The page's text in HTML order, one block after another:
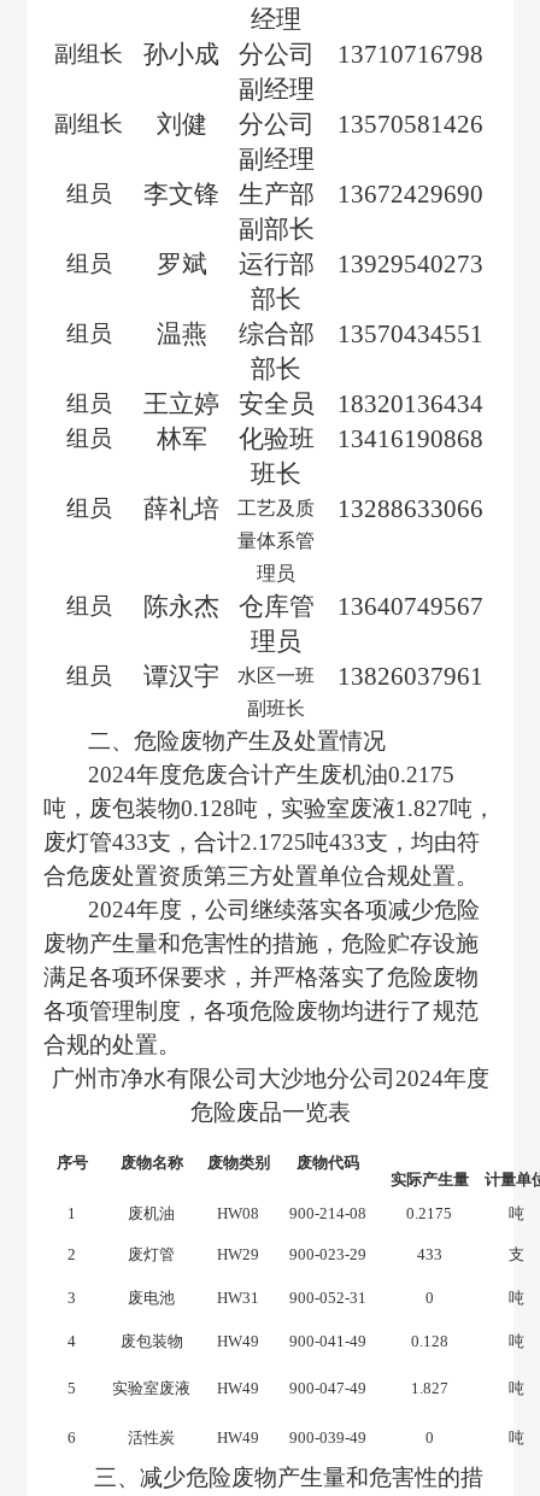
经理
副组长 孙小成
分公司
副经理
13710716798
副组长 刘健
分公司
副经理
13570581426
组员 李文锋
生产部
副部长
13672429690
组员 罗斌
运行部
部长
13929540273
组员 温燕
综合部
部长
13570434551
组员 王立婷 安全员 18320136434
组员 林军
化验班
班长
13416190868
组员 薛礼培
工艺及质
量体系管
理员
13288633066
组员 陈永杰
仓库管
理员
13640749567
组员 谭汉宇
水区一班
副班长
13826037961
二、 危险废物产生及处置情况
2024年度危废合计产生废机油0.2175
吨，废包装物0.128吨，实验室废液1.827吨，
废灯管433支，合计2.1725吨433支，均由符
合危废处置资质第三方处置单位合规处置。
2024年度，公司继续落实各项减少危险
废物产生量和危害性的措施，危险贮存设施
满足各项环保要求，并严格落实了危险废物
各项管理制度，各项危险废物均进行了规范
合规的处置。
广州市净水有限公司大沙地分公司2024年度
危险废品一览表
序号 废物名称 废物类别
废物代码
实际产生量
计量单
1
废机油 HW08 900-214-08 0.2175 吨
2 废灯管 HW29 900-023-29 433 支
3 废电池 HW31 900-052-31 0 吨
4 废包装物 HW49 900-041-49 0.128 吨
5 实验室废液 HW49 900-047-49 1.827 吨
6 活性炭 HW49 900-039-49 0 吨
三、 减少危险废物产生量和危害性的措